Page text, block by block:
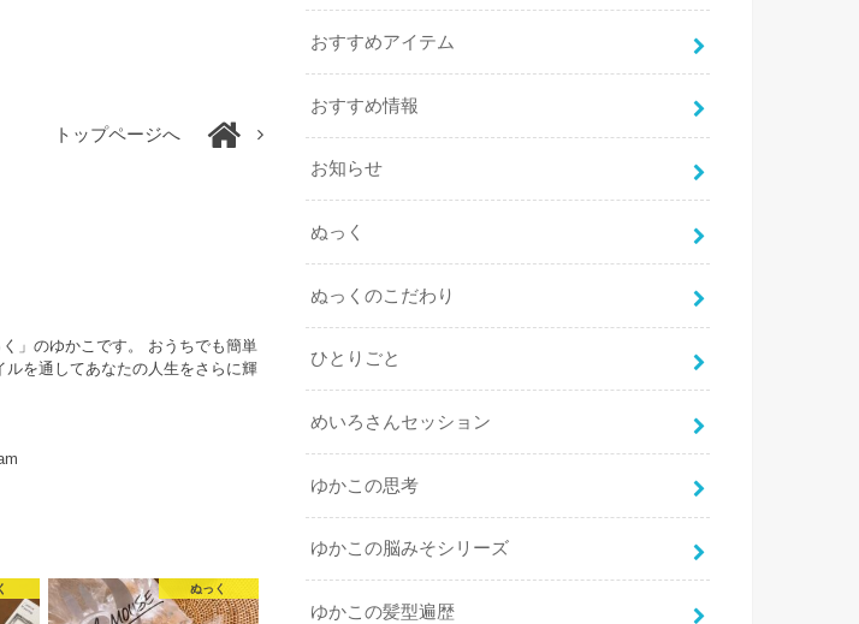
トップページへ
」のゆかこです。 おうちでも簡単
を通してあなたの人生をさらに輝
ぬっく
おすすめアイテム
おすすめ情報
お知らせ
ぬっく
ぬっくのこだわり
ひとりごと
めいろさんセッション
ゆかこの思考
ゆかこの脳みそシリーズ
ゆかこの髪型遍歴